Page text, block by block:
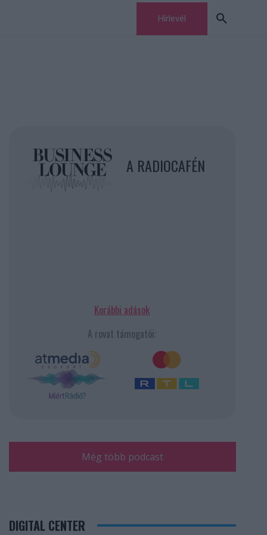
Hírlevél
A RADIOCAFÉN
Korábbi adások
A rovat támogatói:
Még több podcast
DIGITAL CENTER